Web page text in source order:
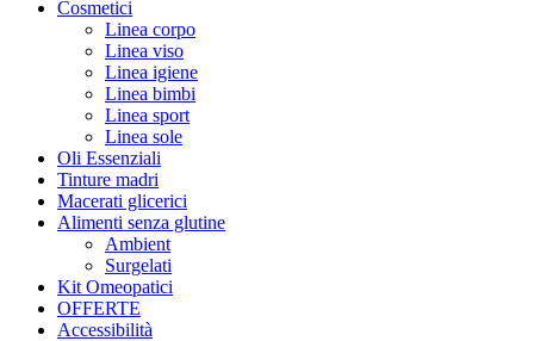
Cosmetici
Linea corpo
Linea viso
Linea igiene
Linea bimbi
Linea sport
Linea sole
Oli Essenziali
Tinture madri
Macerati glicerici
Alimenti senza glutine
Ambient
Surgelati
Kit Omeopatici
OFFERTE
Accessibilità